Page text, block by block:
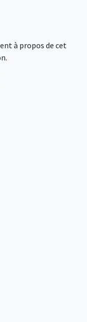
à propos de cet